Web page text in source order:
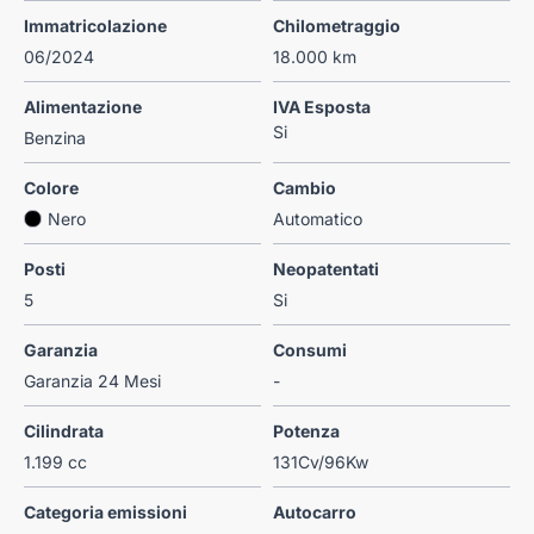
Immatricolazione
06/2024
Chilometraggio
18.000 km
Alimentazione
Benzina
IVA Esposta
Si
Colore
Nero
Cambio
Automatico
Posti
5
Neopatentati
Si
Garanzia
Garanzia 24 Mesi
Consumi
-
Cilindrata
1.199 cc
Potenza
131Cv/96Kw
Categoria emissioni
Autocarro